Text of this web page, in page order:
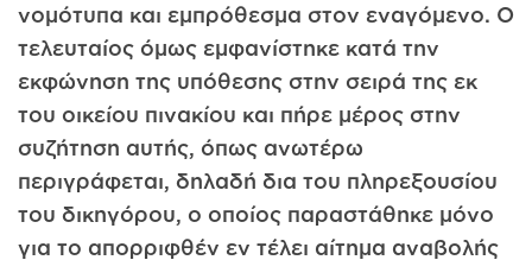
νομότυπα και εμπρόθεσμα στον εναγόμενο. Ο
τελευταίος όμως εμφανίστηκε κατά την
εκφώνηση της υπόθεσης στην σειρά της εκ
του οικείου πινακίου και πήρε μέρος στην
συζήτηση αυτής, όπως ανωτέρω
περιγράφεται, δηλαδή δια του πληρεξουσίου
του δικηγόρου, ο οποίος παραστάθηκε μόνο
για το απορριφθέν εν τέλει αίτημα αναβολής